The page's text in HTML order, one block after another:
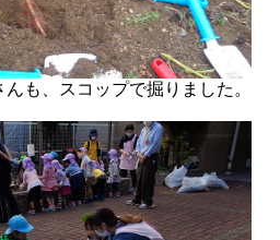
も、スコップで掘りました。